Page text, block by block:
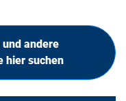
andere
hier suchen